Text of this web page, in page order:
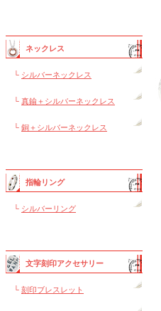
ネックレス
└ シルバーネックレス
└ 真鍮＋シルバーネックレス
└ 銅＋シルバーネックレス
指輪リング
└ シルバーリング
文字刻印アクセサリー
└ 刻印ブレスレット